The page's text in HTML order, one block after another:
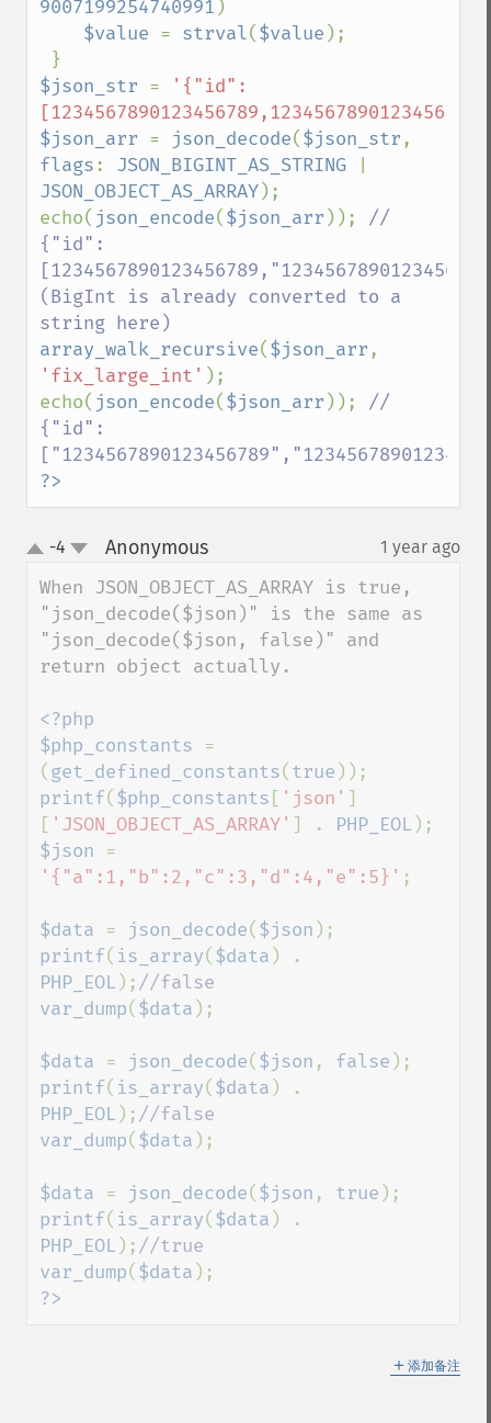
9007199254740991 )
$value = strval($value );
$json_str =
'{"id":
$json_arr = json_decode($json_str
flags: JSON_BIGINT_AS_STRING
JSON_OBJECT_AS_ARRAY);
echo( json_encode($json_arr )); //
{"id":
(BigInt is already converted to a
array_walk_recursive($json_arr
'fix_large_int' );
echo( json_encode($json_arr )); //
{"id":
?>
up-4 Anonymous¶ 1 year ago
When JSON_OBJECT_AS_ARRAY is true,
"json_decode($json)" is the same as
"json_decode($json, false)" and
return object actually.
<?php
$php_constants =
( get_defined_constants( true
printf( $php_constants [ 'json' ]
[ 'JSON_OBJECT_AS_ARRAY' ] . PHP_EOL
$json
'{"a":1,"b":2,"c":3,"d":4,"e":5}' ;
$data = json_decode( $json
printf( is_array( $data
PHP_EOL );
var_dump( $data );
$data = json_decode( $json , false
printf( is_array( $data
PHP_EOL );
var_dump( $data );
$data = json_decode( $json , true
printf( is_array( $data
PHP_EOL );
var_dump( $data
?>
＋ 添加备注